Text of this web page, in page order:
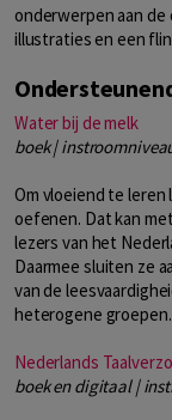
onderwerpen aan
illustraties en een
Water bij de melk
boek |
Om vloeiend te leren
oefenen. Dat kan
lezers van het
Daarmee sluiten ze
van de
heterogene groepen.
Nederlands
boek en digitaal |